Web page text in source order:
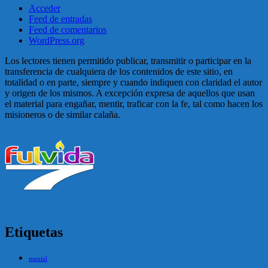
Acceder
Feed de entradas
Feed de comentarios
WordPress.org
Los lectores tienen permitido publicar, transmitir o participar en la
transferencia de cualquiera de los contenidos de este sitio, en
totalidad o en parte, siempre y cuando indiquen con claridad el autor
y origen de los mismos. A excepción expresa de aquellos que usan
el material para engañar, mentir, traficar con la fe, tal como hacen los
misioneros o de similar calaña.
Etiquetas
mental